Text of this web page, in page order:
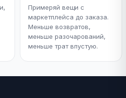
Примеряй вещи с
маркетплейса до заказа.
Меньше возвратов,
меньше разочарований,
меньше трат впустую.